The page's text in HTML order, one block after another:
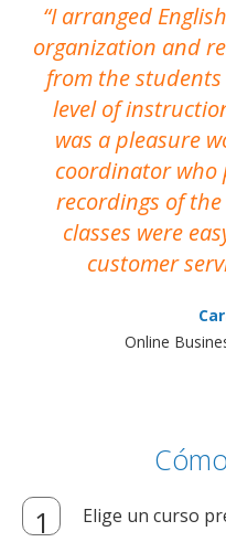
I arranged
organization and
from the
level of
was a pleasure
coordinator who
recordings of
classes were
customer
Online
Elige un curso